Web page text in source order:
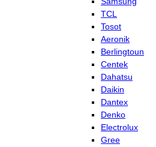
TCL
Tosot
Aeronik
Berlingtoun
Centek
Dahatsu
Daikin
Dantex
Denko
Electrolux
Gree